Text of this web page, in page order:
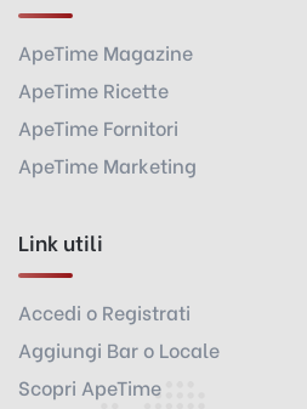
ApeTime Magazine
ApeTime Ricette
ApeTime Fornitori
ApeTime Marketing
Link utili
Accedi o Registrati
Aggiungi Bar o Locale
Scopri ApeTime